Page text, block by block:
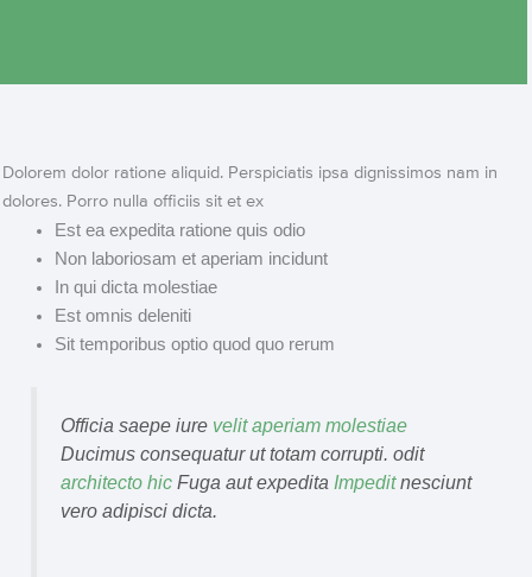
Dolorem dolor ratione aliquid. Perspiciatis ipsa dignissimos nam in
dolores. Porro nulla officiis sit et ex
Est ea expedita ratione quis odio
Non laboriosam et aperiam incidunt
In qui dicta molestiae
Est omnis deleniti
Sit temporibus optio quod quo rerum
Officia saepe iure velit aperiam molestiae
Ducimus consequatur ut totam corrupti. odit
architecto hic Fuga aut expedita Impeditnesciunt
vero adipisci dicta.